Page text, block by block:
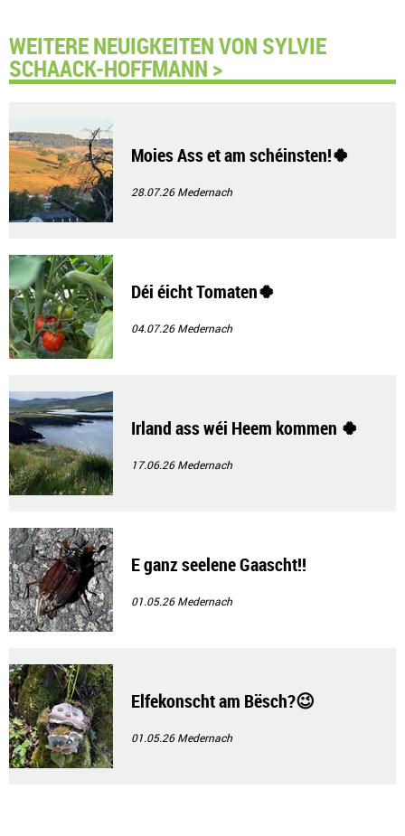
WEITERE NEUIGKEITEN VON SYLVIE
SCHAACK-HOFFMANN >
Moies Ass et am schéinsten!🍀
28.07.26Medernach
Déi éicht Tomaten🍀
04.07.26Medernach
Irland ass wéi Heem kommen 🍀
17.06.26Medernach
E ganz seelene Gaascht!!
01.05.26Medernach
Elfekonscht am Bësch?😉
01.05.26Medernach